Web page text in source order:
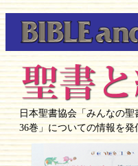
日本聖書協会「みんなの聖
36巻」についての情報を発